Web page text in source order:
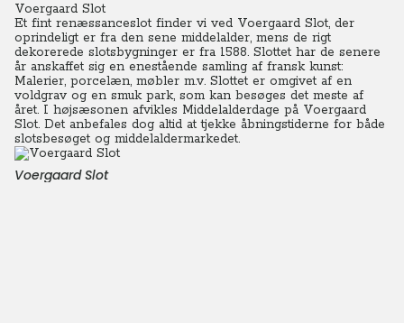
Voergaard Slot
Et fint renæssanceslot finder vi ved Voergaard Slot, der
oprindeligt er fra den sene middelalder, mens de rigt
dekorerede slotsbygninger er fra 1588. Slottet har de senere
år anskaffet sig en enestående samling af fransk kunst:
Malerier, porcelæn, møbler m.v. Slottet er omgivet af en
voldgrav og en smuk park, som kan besøges det meste af
året. I højsæsonen afvikles Middelalderdage på Voergaard
Slot. Det anbefales dog altid at tjekke åbningstiderne for både
slotsbesøget og middelaldermarkedet.
Voergaard Slot